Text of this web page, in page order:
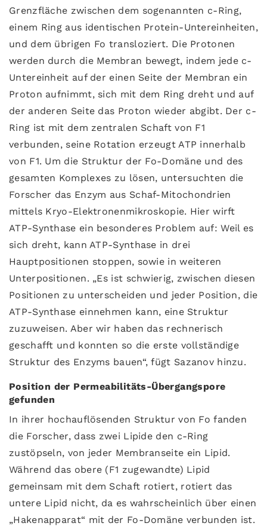
Grenzfläche zwischen dem sogenannten c-Ring,
einem Ring aus identischen Protein-Untereinheiten,
und dem übrigen Fo transloziert. Die Protonen
werden durch die Membran bewegt, indem jede c-
Untereinheit auf der einen Seite der Membran ein
Proton aufnimmt, sich mit dem Ring dreht und auf
der anderen Seite das Proton wieder abgibt. Der c-
Ring ist mit dem zentralen Schaft von F1
verbunden, seine Rotation erzeugt ATP innerhalb
von F1. Um die Struktur der Fo-Domäne und des
gesamten Komplexes zu lösen, untersuchten die
Forscher das Enzym aus Schaf-Mitochondrien
mittels Kryo-Elektronenmikroskopie. Hier wirft
ATP-Synthase ein besonderes Problem auf: Weil es
sich dreht, kann ATP-Synthase in drei
Hauptpositionen stoppen, sowie in weiteren
Unterpositionen. „Es ist schwierig, zwischen diesen
Positionen zu unterscheiden und jeder Position, die
ATP-Synthase einnehmen kann, eine Struktur
zuzuweisen. Aber wir haben das rechnerisch
geschafft und konnten so die erste vollständige
Struktur des Enzyms bauen“, fügt Sazanov hinzu.
Position der Permeabilitäts-Übergangspore
gefunden
In ihrer hochauflösenden Struktur von Fo fanden
die Forscher, dass zwei Lipide den c-Ring
zustöpseln, von jeder Membranseite ein Lipid.
Während das obere (F1 zugewandte) Lipid
gemeinsam mit dem Schaft rotiert, rotiert das
untere Lipid nicht, da es wahrscheinlich über einen
„Hakenapparat“ mit der Fo-Domäne verbunden ist.